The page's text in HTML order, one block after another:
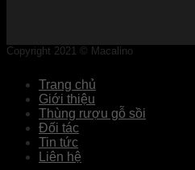
Copyright 2021 © Macalino
Trang chủ
Giới thiệu
Thùng rượu gỗ sồi
Đối tác
Tin tức
Liên hệ